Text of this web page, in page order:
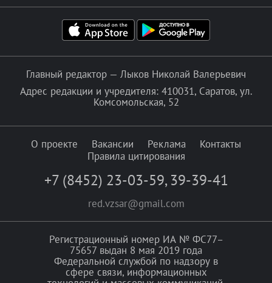
Главный редактор — Лыков Николай Валерьевич
Адрес редакции и учредителя: 410031, Саратов, ул.
Комсомольская, 52
О проекте Вакансии Реклама
Контакты
Правила цитирования
+7 (8452) 23-03-59, 39-39-41
red.vzsar@gmail.com
Регистрационный номер ИА № ФС77–
75657 выдан 8 мая 2019 года
Федеральной службой по надзору в
сфере связи, информационных